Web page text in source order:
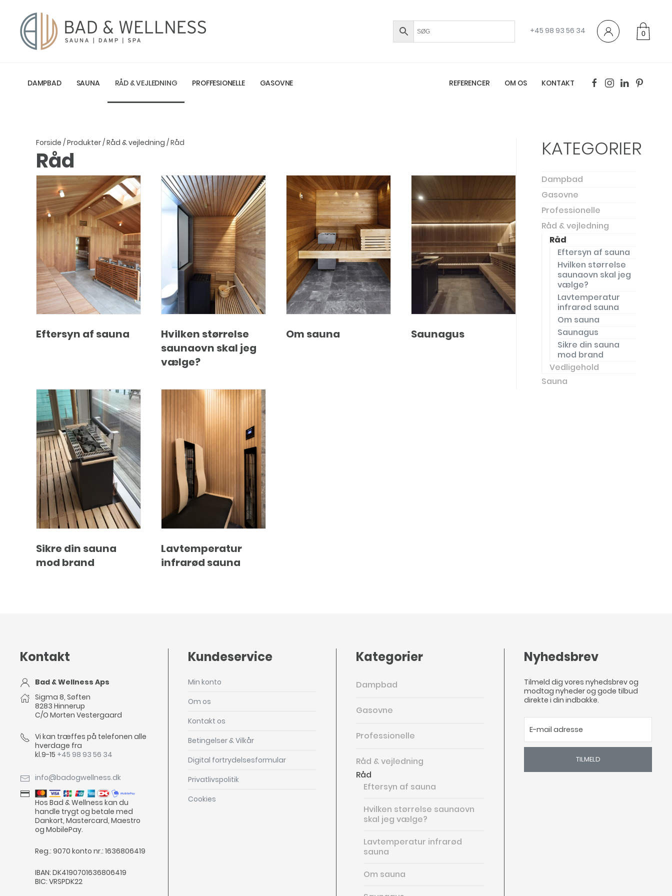
+45 98 93 56 34 0
DAMPBAD SAUNA RÅD & VEJLEDNING PROFFESIONELLE GASOVNE REFERENCER OM OS KONTAKT
Forside /Produkter/Råd & vejledning / Råd
Råd
Eftersyn af sauna
Hvilken størrelse
saunaovn skal jeg
vælge?
Om sauna Saunagus
Sikre din sauna
mod brand
Lavtemperatur
infrarød sauna
KATEGORIER
Dampbad
Gasovne
Professionelle
Råd & vejledning
Råd
Eftersyn af sauna
Hvilken størrelse
saunaovn skal jeg
vælge?
Lavtemperatur
infrarød sauna
Om sauna
Saunagus
Sikre din sauna
mod brand
Vedligehold
Sauna
Kontakt
Bad & Wellness Aps
Sigma 8, Søften
8283 Hinnerup
C/O Morten Vestergaard
Vi kan træffes på telefonen alle
hverdage fra
kl.9-15 +45 98 93 56 34
info@badogwellness.dk
Hos Bad & Wellness kan du
handle trygt og betale med
Dankort, Mastercard, Maestro
og MobilePay.
Reg.: 9070 konto nr.: 1636806419
IBAN: DK4190701636806419
BIC: VRSPDK22
Kundeservice
Min konto
Om os
Kontakt os
Betingelser & Vilkår
Digital fortrydelsesformular
Privatlivspolitik
Cookies
Kategorier
Dampbad
Gasovne
Professionelle
Råd & vejledning
Råd
Eftersyn af sauna
Hvilken størrelse saunaovn
skal jeg vælge?
Lavtemperatur infrarød
sauna
Om sauna
Nyhedsbrev
Tilmeld dig vores nyhedsbrev og
modtag nyheder og gode tilbud
direkte i din indbakke.
TILMELD